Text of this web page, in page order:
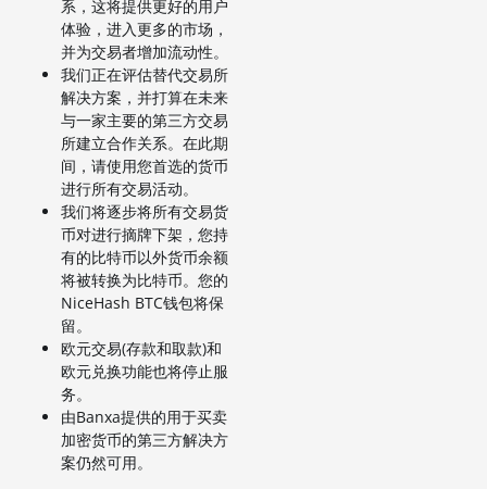
系，这将提供更好的用户
体验，进入更多的市场，
并为交易者增加流动性。
我们正在评估替代交易所
解决方案，并打算在未来
与一家主要的第三方交易
所建立合作关系。在此期
间，请使用您首选的货币
进行所有交易活动。
我们将逐步将所有交易货
币对进行摘牌下架，您持
有的比特币以外货币余额
将被转换为比特币。您的
NiceHash BTC钱包将保
留。
欧元交易(存款和取款)和
欧元兑换功能也将停止服
务。
由Banxa提供的用于买卖
加密货币的第三方解决方
案仍然可用。